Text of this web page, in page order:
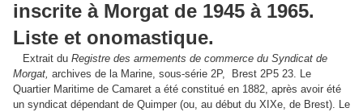
inscrite à Morgat de 1945 à 1965.
Liste et onomastique.
Extrait du Registre des armements de commerce du Syndicat de
Morgat, archives de la Marine, sous-série 2P, Brest 2P5 23. Le
Quartier Maritime de Camaret a été constitué en 1882, après avoir été
un syndicat dépendant de Quimper (ou, au début du XIXe, de Brest). Le